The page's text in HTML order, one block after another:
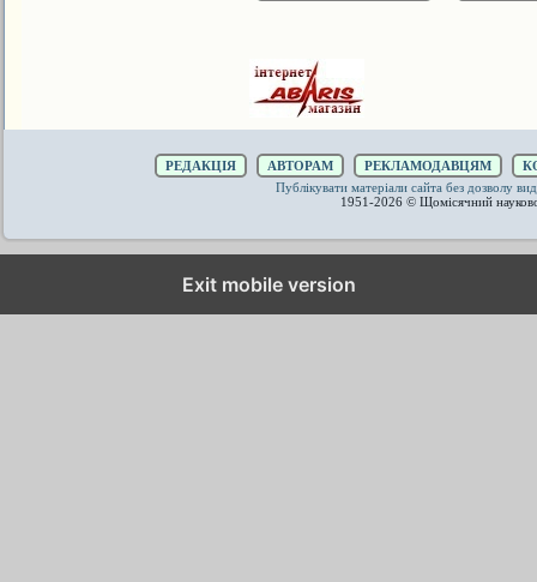
РЕДАКЦІЯ АВТОРАМ РЕКЛАМОДАВЦЯМ
Публікувати матеріали сайта без дозволу
1951-2026 © Щомісячний
Exit mobile version